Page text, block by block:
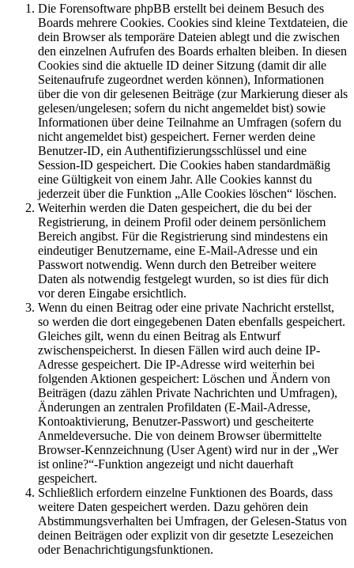
Die Forensoftware phpBB erstellt bei deinem Besuch des
Boards mehrere Cookies. Cookies sind kleine Textdateien, die
dein Browser als temporäre Dateien ablegt und die zwischen
den einzelnen Aufrufen des Boards erhalten bleiben. In diesen
Cookies sind die aktuelle ID deiner Sitzung (damit dir alle
Seitenaufrufe zugeordnet werden können), Informationen
über die von dir gelesenen Beiträge (zur Markierung dieser als
gelesen/ungelesen; sofern du nicht angemeldet bist) sowie
Informationen über deine Teilnahme an Umfragen (sofern du
nicht angemeldet bist) gespeichert. Ferner werden deine
Benutzer-ID, ein Authentifizierungsschlüssel und eine
Session-ID gespeichert. Die Cookies haben standardmäßig
eine Gültigkeit von einem Jahr. Alle Cookies kannst du
jederzeit über die Funktion „Alle Cookies löschen“ löschen.
Weiterhin werden die Daten gespeichert, die du bei der
Registrierung, in deinem Profil oder deinem persönlichem
Bereich angibst. Für die Registrierung sind mindestens ein
eindeutiger Benutzername, eine E-Mail-Adresse und ein
Passwort notwendig. Wenn durch den Betreiber weitere
Daten als notwendig festgelegt wurden, so ist dies für dich
vor deren Eingabe ersichtlich.
Wenn du einen Beitrag oder eine private Nachricht erstellst,
so werden die dort eingegebenen Daten ebenfalls gespeichert.
Gleiches gilt, wenn du einen Beitrag als Entwurf
zwischenspeicherst. In diesen Fällen wird auch deine IP-
Adresse gespeichert. Die IP-Adresse wird weiterhin bei
folgenden Aktionen gespeichert: Löschen und Ändern von
Beiträgen (dazu zählen Private Nachrichten und Umfragen),
Änderungen an zentralen Profildaten (E-Mail-Adresse,
Kontoaktivierung, Benutzer-Passwort) und gescheiterte
Anmeldeversuche. Die von deinem Browser übermittelte
Browser-Kennzeichnung (User Agent) wird nur in der „Wer
ist online?“-Funktion angezeigt und nicht dauerhaft
gespeichert.
Schließlich erfordern einzelne Funktionen des Boards, dass
weitere Daten gespeichert werden. Dazu gehören dein
Abstimmungsverhalten bei Umfragen, der Gelesen-Status von
deinen Beiträgen oder explizit von dir gesetzte Lesezeichen
oder Benachrichtigungsfunktionen.